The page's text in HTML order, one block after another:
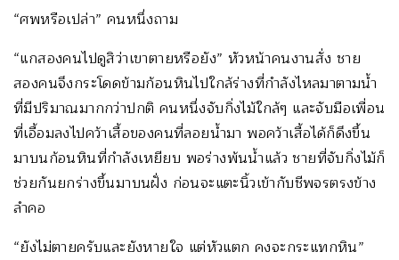
“ศพหรือเปล่า” คนหนึ่งถาม
“แกสองคนไปดูสิว่าเขาตายหรือยัง” หัวหน้าคนงานสั่ง ชาย
สองคนจึงกระโดดข้ามก้อนหินไปใกล้ร่างที่กำลังไหลมาตามน้ำ
ที่มีปริมาณมากกว่าปกติ คนหนึ่งจับกิ่งไม้ใกล้ๆ และจับมือเพื่อน
ที่เอื้อมลงไปคว้าเสื้อของคนที่ลอยน้ำมา พอคว้าเสื้อได้ก็ดึงขึ้น
มาบนก้อนหินที่กำลังเหยียบ พอร่างพ้นน้ำแล้ว ชายที่จับกิ่งไม้ก็
ช่วยกันยกร่างขึ้นมาบนฝั่ง ก่อนจะแตะนิ้วเข้ากับชีพจรตรงข้าง
ลำคอ
“ยังไม่ตายครับและยังหายใจ แต่หัวแตก คงจะกระแทกหิน”